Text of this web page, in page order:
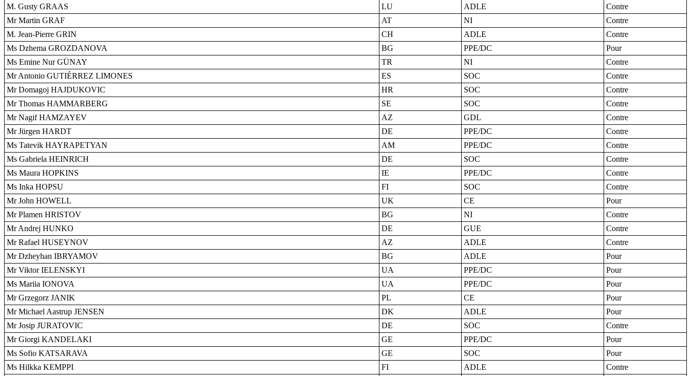
M. Gusty GRAAS
LU ADLE
Contre
Mr Martin GRAF
AT NI
Contre
M. Jean-Pierre GRIN
CH ADLE
Contre
Ms Dzhema GROZDANOVA
BG PPE/DC
Pour
Ms Emine Nur GÜNAY
TR NI
Contre
Mr Antonio GUTIÉRREZ LIMONES
ES SOC
Contre
Mr Domagoj HAJDUKOVIC
HR SOC
Contre
Mr Thomas HAMMARBERG
SE SOC
Contre
Mr Nagif HAMZAYEV
AZ GDL
Contre
Mr Jürgen HARDT
DE PPE/DC
Contre
Ms Tatevik HAYRAPETYAN
AM PPE/DC
Contre
Ms Gabriela HEINRICH
DE SOC
Contre
Ms Maura HOPKINS
IE PPE/DC
Contre
Ms Inka HOPSU
FI SOC
Contre
Mr John HOWELL
UK CE
Pour
Mr Plamen HRISTOV
BG NI
Contre
Mr Andrej HUNKO
DE GUE
Contre
Mr Rafael HUSEYNOV
AZ ADLE
Contre
Mr Dzheyhan IBRYAMOV
BG ADLE
Pour
Mr Viktor IELENSKYI
UA PPE/DC
Pour
Ms Mariia IONOVA
UA PPE/DC
Pour
Mr Grzegorz JANIK
PL CE
Pour
Mr Michael Aastrup JENSEN
DK ADLE
Pour
Mr Josip JURATOVIC
DE SOC
Contre
Mr Giorgi KANDELAKI
GE PPE/DC
Pour
Ms Sofio KATSARAVA
GE SOC
Pour
Ms Hilkka KEMPPI
FI ADLE
Contre